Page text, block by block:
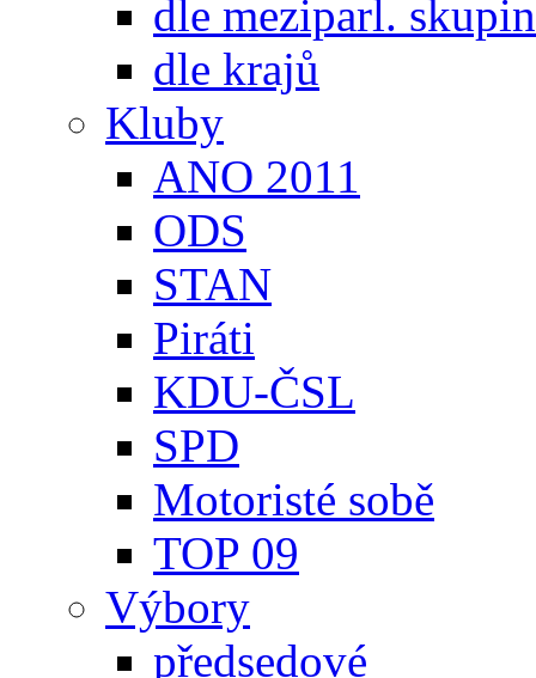
dle meziparl. skupin
dle krajů
Kluby
ANO 2011
ODS
STAN
Piráti
KDU-ČSL
SPD
Motoristé sobě
TOP 09
Výbory
předsedové